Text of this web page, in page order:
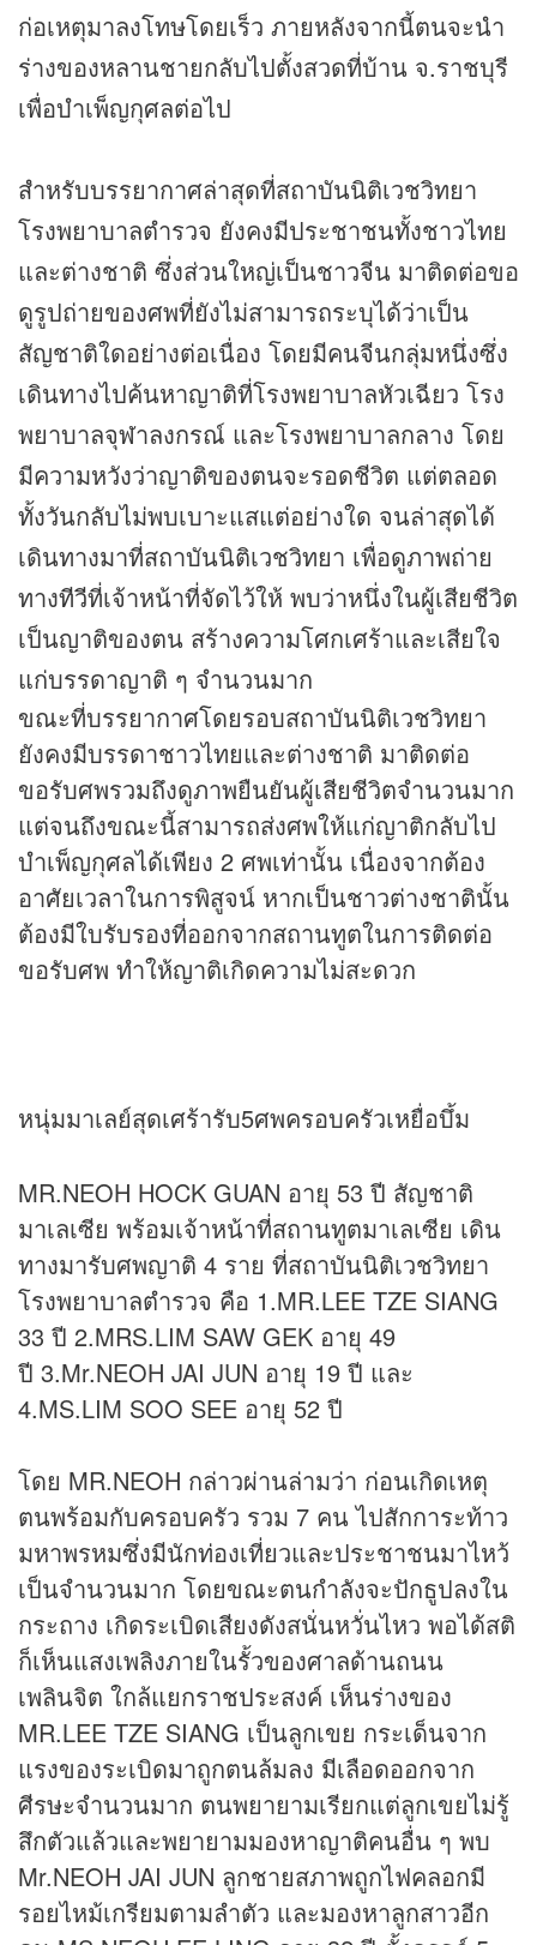
ก่อเหตุมาลงโทษโดยเร็ว ภายหลังจากนี้ตนจะนำ
ร่างของหลานชายกลับไปตั้งสวดที่บ้าน จ.ราชบุรี
เพื่อบำเพ็ญกุศลต่อไป
สำหรับบรรยากาศล่าสุดที่สถาบันนิติเวชวิทยา
โรงพยาบาลตำรวจ ยังคงมีประชาชนทั้งชาวไทย
และต่างชาติ ซึ่งส่วนใหญ่เป็นชาวจีน มาติดต่อขอ
ดูรูปถ่ายของศพที่ยังไม่สามารถระบุได้ว่าเป็น
สัญชาติใดอย่างต่อเนื่อง โดยมีคนจีนกลุ่มหนึ่งซึ่ง
เดินทางไปค้นหาญาติที่โรงพยาบาลหัวเฉียว โรง
พยาบาลจุฬาลงกรณ์ และโรงพยาบาลกลาง โดย
มีความหวังว่าญาติของตนจะรอดชีวิต แต่ตลอด
ทั้งวันกลับไม่พบเบาะแสแต่อย่างใด จนล่าสุดได้
เดินทางมาที่สถาบันนิติเวชวิทยา เพื่อดูภาพถ่าย
ทางทีวีที่เจ้าหน้าที่จัดไว้ให้ พบว่าหนึ่งในผู้เสียชีวิต
เป็นญาติของตน สร้างความโศกเศร้าและเสียใจ
แก่บรรดาญาติ ๆ จำนวนมาก
ขณะที่บรรยากาศโดยรอบสถาบันนิติเวชวิทยา
ยังคงมีบรรดาชาวไทยและต่างชาติ มาติดต่อ
ขอรับศพรวมถึงดูภาพยืนยันผู้เสียชีวิตจำนวนมาก
แต่จนถึงขณะนี้สามารถส่งศพให้แก่ญาติกลับไป
บำเพ็ญกุศลได้เพียง 2 ศพเท่านั้น เนื่องจากต้อง
อาศัยเวลาในการพิสูจน์ หากเป็นชาวต่างชาตินั้น
ต้องมีใบรับรองที่ออกจากสถานทูตในการติดต่อ
ขอรับศพ ทำให้ญาติเกิดความไม่สะดวก
หนุ่มมาเลย์สุดเศร้ารับ5ศพครอบครัวเหยื่อบึ้ม
MR.NEOH HOCK GUAN อายุ 53 ปี สัญชาติ
มาเลเซีย พร้อมเจ้าหน้าที่สถานทูตมาเลเซีย เดิน
ทางมารับศพญาติ 4 ราย ที่สถาบันนิติเวชวิทยา
โรงพยาบาลตำรวจ คือ 1.MR.LEE TZE SIANG
33 ปี 2.MRS.LIM SAW GEK อายุ 49
ปี 3.Mr.NEOH JAI JUN อายุ 19 ปี และ
4.MS.LIM SOO SEE อายุ 52 ปี
โดย MR.NEOH กล่าวผ่านล่ามว่า ก่อนเกิดเหตุ
ตนพร้อมกับครอบครัว รวม 7 คน ไปสักการะท้าว
มหาพรหมซึ่งมีนักท่องเที่ยวและประชาชนมาไหว้
เป็นจำนวนมาก โดยขณะตนกำลังจะปักธูปลงใน
กระถาง เกิดระเบิดเสียงดังสนั่นหวั่นไหว พอได้สติ
ก็เห็นแสงเพลิงภายในรั้วของศาลด้านถนน
เพลินจิต ใกล้แยกราชประสงค์ เห็นร่างของ
MR.LEE TZE SIANG เป็นลูกเขย กระเด็นจาก
แรงของระเบิดมาถูกตนล้มลง มีเลือดออกจาก
ศีรษะจำนวนมาก ตนพยายามเรียกแต่ลูกเขยไม่รู้
สึกตัวแล้วและพยายามมองหาญาติคนอื่น ๆ พบ
Mr.NEOH JAI JUN ลูกชายสภาพถูกไฟคลอกมี
รอยไหม้เกรียมตามลำตัว และมองหาลูกสาวอีก